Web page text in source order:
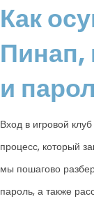
Как
Пинап,
и
Вход в игровой
процесс, который
мы пошагово
пароль, а также